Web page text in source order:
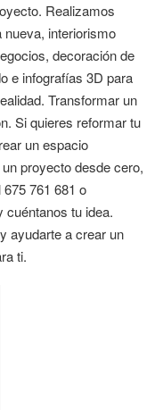
Realizamos
interiorismo
decoración de
e infografías 3D para
Transformar un
Si quieres reformar tu
un espacio
proyecto desde cero,
761 681 o
tu idea.
ayudarte a crear un
ti.